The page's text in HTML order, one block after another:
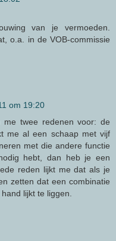
van je vermoeden.
o.a. in de VOB-commissie
om 19:20
me twee redenen voor: de
me al een schaap met vijf
met die andere functie
hebt, dan heb je een
reden lijkt me dat als je
zetten dat een combinatie
lijkt te liggen.